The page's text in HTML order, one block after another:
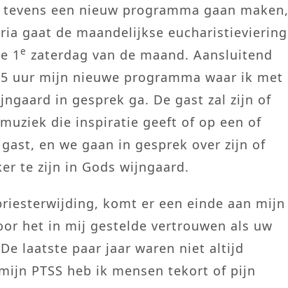
een nieuw programma gaan maken,
gaat de maandelijkse eucharistieviering
1 e zaterdag van de maand. Aansluitend
uur mijn nieuwe programma waar ik met
in gesprek ga. De gast zal zijn of
die inspiratie geeft of op een of
en we gaan in gesprek over zijn of
te zijn in Gods wijngaard.
komt er een einde aan mijn
het in mij gestelde vertrouwen als uw
laatste paar jaar waren niet altijd
PTSS heb ik mensen tekort of pijn